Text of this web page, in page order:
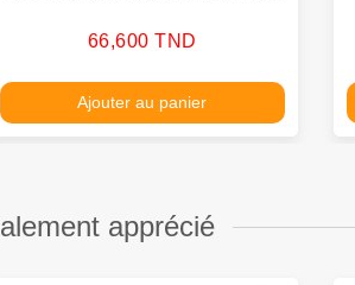
Prix
66,600 TND
Ajouter au panier
apprécié